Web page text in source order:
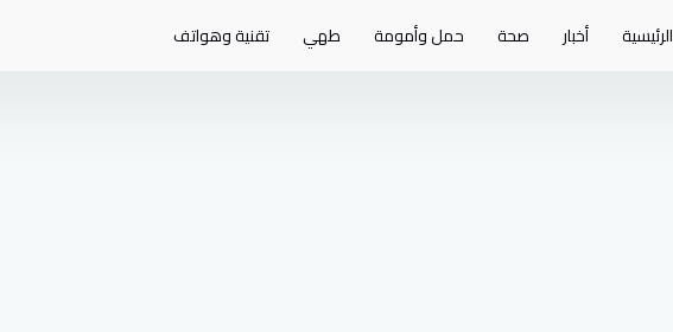
الرئيسية أخبار صحة حمل وأمومة طهي تقنية وهواتف